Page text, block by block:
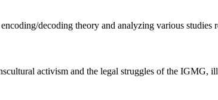
decoding theory and analyzing various studies
activism and the legal struggles of the IGMG,